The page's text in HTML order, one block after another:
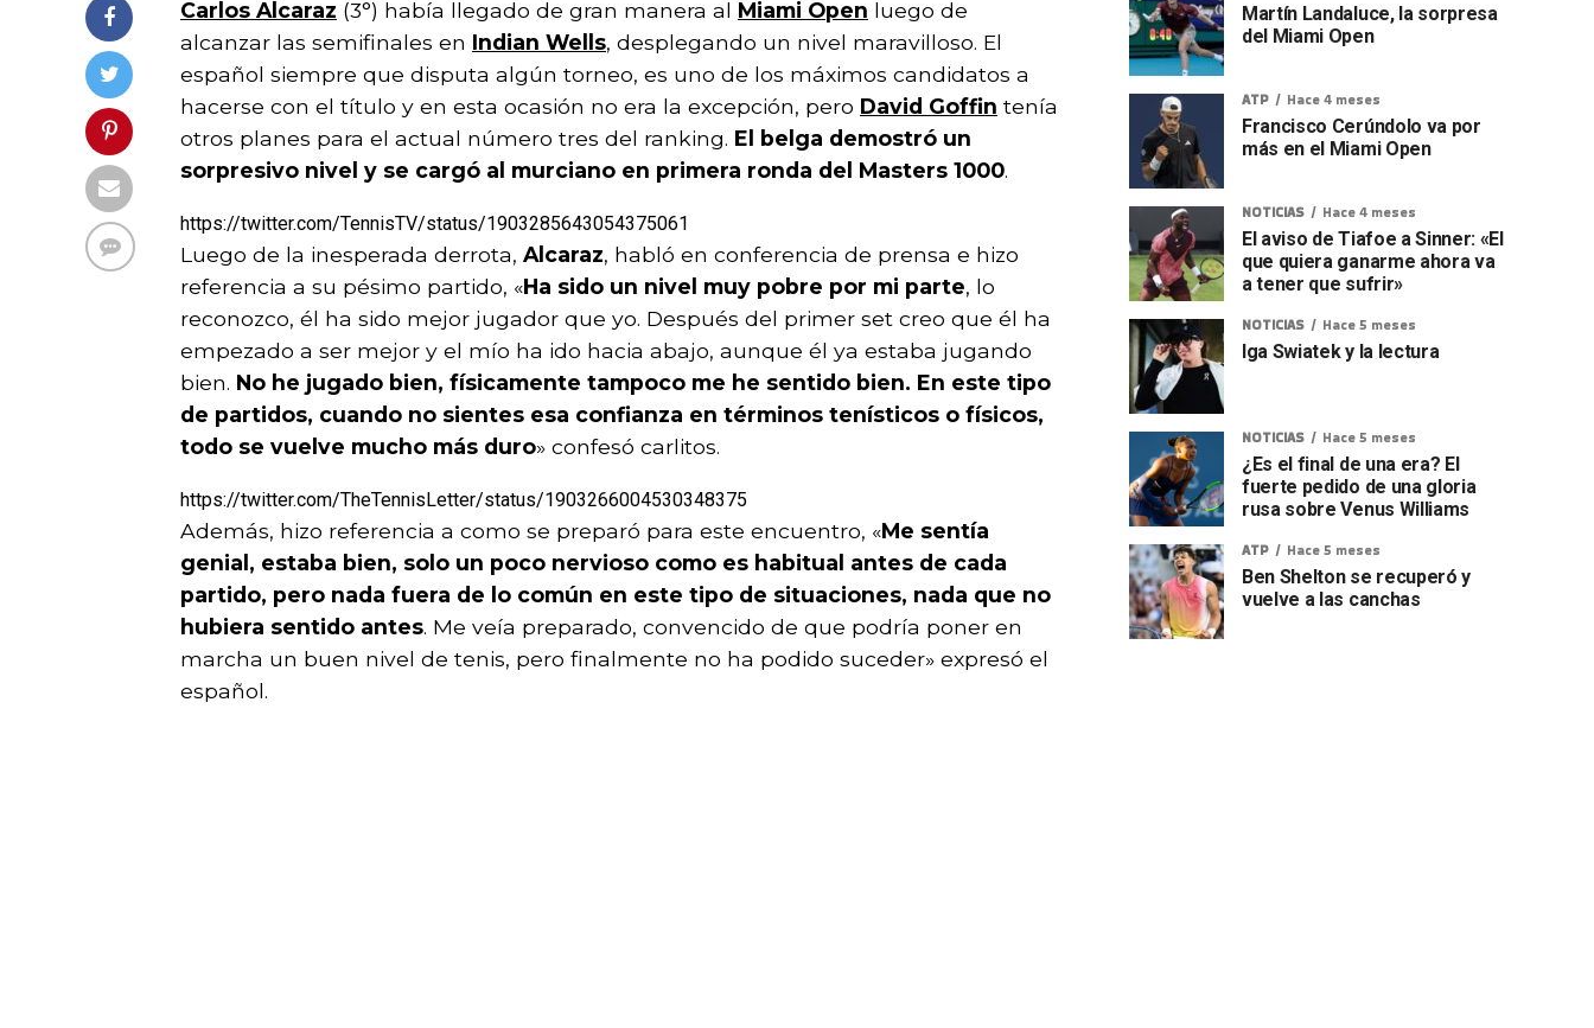
Carlos Alcaraz (3°) había llegado de gran manera al Miami Open luego de
alcanzar las semifinales en Indian Wells, desplegando un nivel maravilloso. El
español siempre que disputa algún torneo, es uno de los máximos candidatos a
hacerse con el título y en esta ocasión no era la excepción, pero David Goffin tenía
otros planes para el actual número tres del ranking. El belga demostró un
sorpresivo nivel y se cargó al murciano en primera ronda del Masters 1000.
https://twitter.com/TennisTV/status/1903285643054375061
Luego de la inesperada derrota, Alcaraz, habló en conferencia de prensa e hizo
referencia a su pésimo partido, «Ha sido un nivel muy pobre por mi parte, lo
reconozco, él ha sido mejor jugador que yo. Después del primer set creo que él ha
empezado a ser mejor y el mío ha ido hacia abajo, aunque él ya estaba jugando
bien. No he jugado bien, físicamente tampoco me he sentido bien. En este tipo
de partidos, cuando no sientes esa confianza en términos tenísticos o físicos,
todo se vuelve mucho más duro» confesó carlitos.
https://twitter.com/TheTennisLetter/status/1903266004530348375
Además, hizo referencia a como se preparó para este encuentro, «Me sentía
genial, estaba bien, solo un poco nervioso como es habitual antes de cada
partido, pero nada fuera de lo común en este tipo de situaciones, nada que no
hubiera sentido antes. Me veía preparado, convencido de que podría poner en
marcha un buen nivel de tenis, pero finalmente no ha podido suceder» expresó el
español.
Martín Landaluce, la sorpresa
del Miami Open
ATP Hace 4 meses
Francisco Cerúndolo va por
más en el Miami Open
NOTICIAS Hace 4 meses
El aviso de Tiafoe a Sinner: «El
que quiera ganarme ahora va
a tener que sufrir»
NOTICIAS Hace 5 meses
Iga Swiatek y la lectura
NOTICIAS Hace 5 meses
¿Es el final de una era? El
fuerte pedido de una gloria
rusa sobre Venus Williams
ATP Hace 5 meses
Ben Shelton se recuperó y
vuelve a las canchas